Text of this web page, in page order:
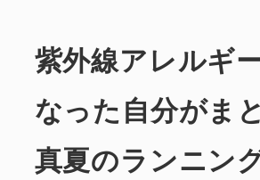
紫外線アレルギ
なった自分がま
真夏のランニン